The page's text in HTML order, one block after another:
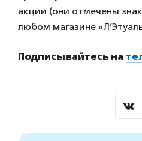
акции (они отмечены
любом магазине
Подписывайтесь на